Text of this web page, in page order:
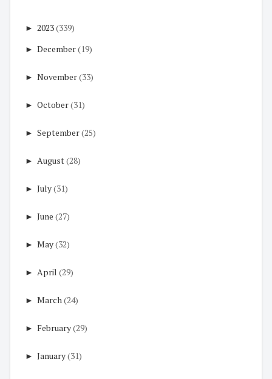
► 2023(339)
► December(19)
► November(33)
► October(31)
► September(25)
► August(28)
► July(31)
► June (27)
► May(32)
► April (29)
► March(24)
► February(29)
► January(31)